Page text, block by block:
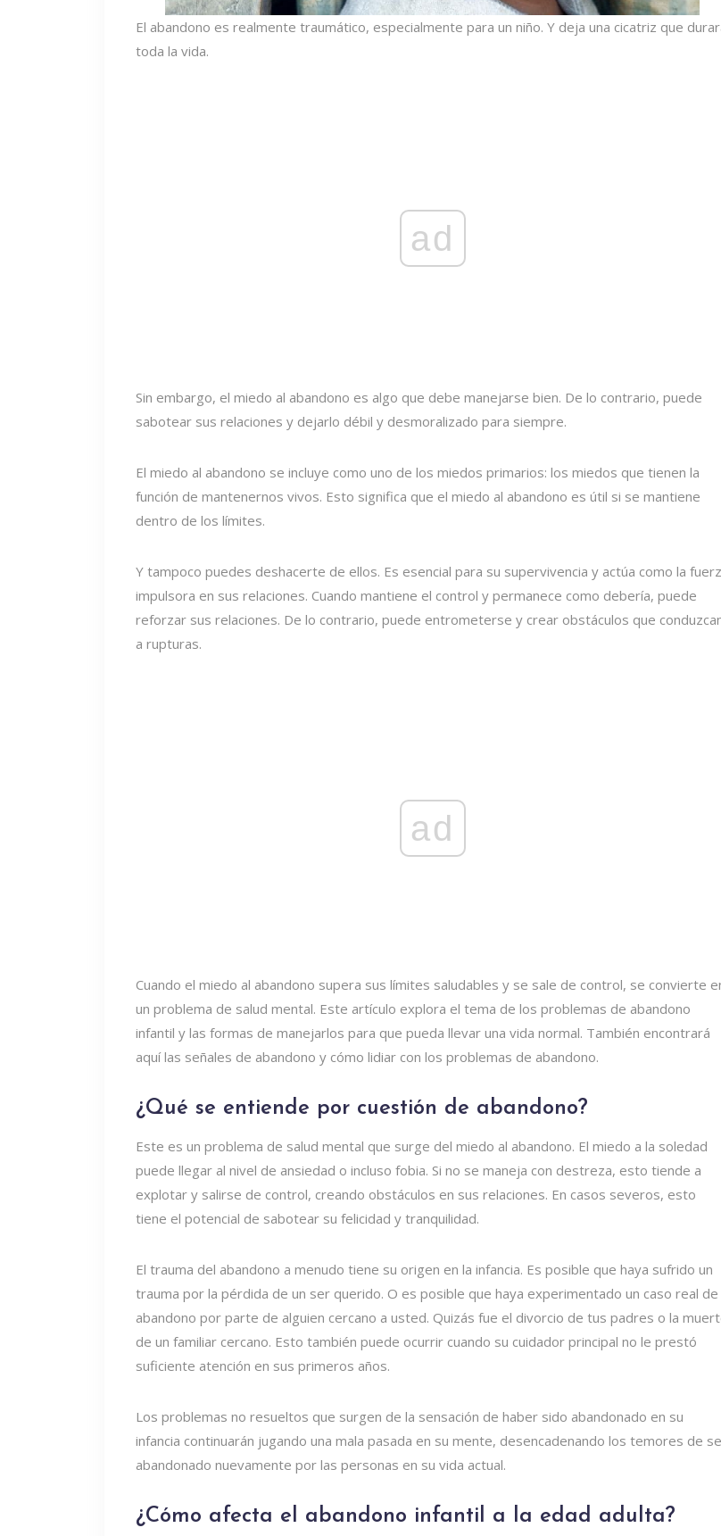
El abandono es realmente traumático, especialmente para un niño. Y deja una cicatriz que
toda la vida.
ad
Sin embargo, el miedo al abandono es algo que debe manejarse bien. De lo contrario, puede
sabotear sus relaciones y dejarlo débil y desmoralizado para siempre.
El miedo al abandono se incluye como uno de los miedos primarios: los miedos que tienen la
función de mantenernos vivos. Esto significa que el miedo al abandono es útil si se mantiene
dentro de los límites.
Y tampoco puedes deshacerte de ellos. Es esencial para su supervivencia y actúa como la
impulsora en sus relaciones. Cuando mantiene el control y permanece como debería, puede
reforzar sus relaciones. De lo contrario, puede entrometerse y crear obstáculos que
a rupturas.
ad
Cuando el miedo al abandono supera sus límites saludables y se sale de control, se convierte
un problema de salud mental. Este artículo explora el tema de los problemas de abandono
infantil y las formas de manejarlos para que pueda llevar una vida normal. También encontrará
aquí las señales de abandono y cómo lidiar con los problemas de abandono.
¿Qué se entiende por cuestión de abandono?
Este es un problema de salud mental que surge del miedo al abandono. El miedo a la soledad
puede llegar al nivel de ansiedad o incluso fobia. Si no se maneja con destreza, esto tiende a
explotar y salirse de control, creando obstáculos en sus relaciones. En casos severos, esto
tiene el potencial de sabotear su felicidad y tranquilidad.
El trauma del abandono a menudo tiene su origen en la infancia. Es posible que haya sufrido un
trauma por la pérdida de un ser querido. O es posible que haya experimentado un caso real de
abandono por parte de alguien cercano a usted. Quizás fue el divorcio de tus padres o la
de un familiar cercano. Esto también puede ocurrir cuando su cuidador principal no le prestó
suficiente atención en sus primeros años.
Los problemas no resueltos que surgen de la sensación de haber sido abandonado en su
infancia continuarán jugando una mala pasada en su mente, desencadenando los temores de
abandonado nuevamente por las personas en su vida actual.
¿Cómo afecta el abandono infantil a la edad adulta?